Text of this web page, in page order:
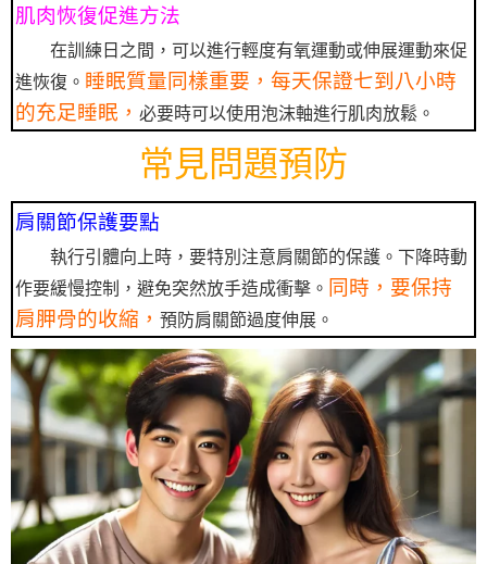
肌肉恢復促進方法
在訓練日之間，可以進行輕度有氧運動或伸展運動來促
進恢復。 睡眠質量同樣重要，每天保證七到八小時
的充足睡眠， 必要時可以使用泡沫軸進行肌肉放鬆。
常見問題預防
肩關節保護要點
執行引體向上時，要特別注意肩關節的保護。下降時動
作要緩慢控制，避免突然放手造成衝擊。 同時，要保持
肩胛骨的收縮， 預防肩關節過度伸展。